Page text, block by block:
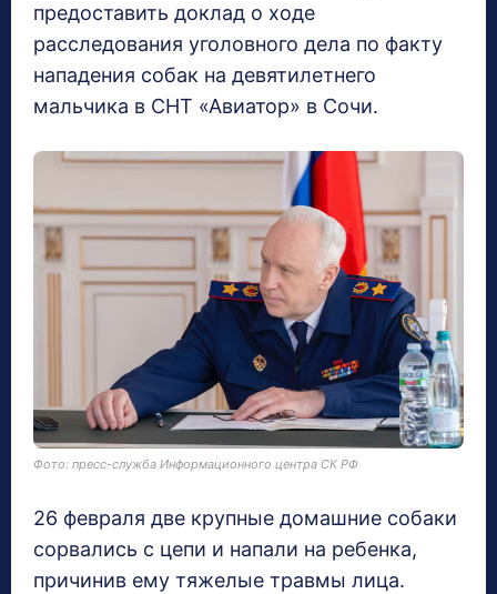
предоставить доклад о ходе
расследования уголовного дела по факту
нападения собак на девятилетнего
мальчика в СНТ «Авиатор» в Сочи.
Фото: пресс-служба Информационного центра СК РФ
26 февраля две крупные домашние собаки
сорвались с цепи и напали на ребенка,
причинив ему тяжелые травмы лица.